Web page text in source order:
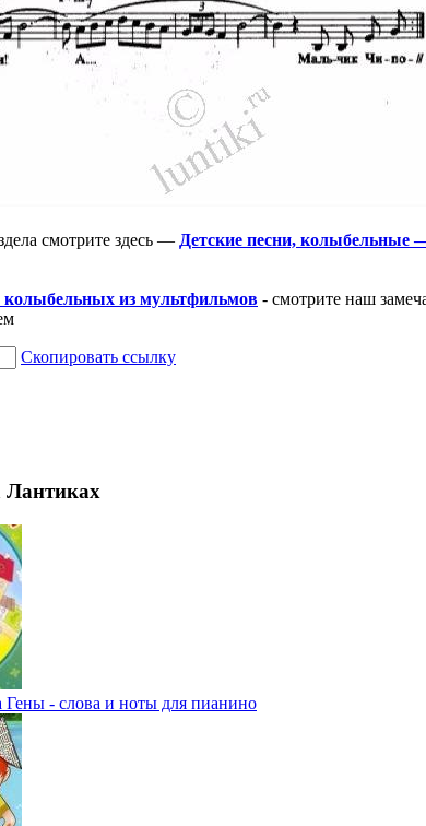
смотрите здесь — Детские песни, колыбельные
колыбельных из мультфильмов - смотрите наш
Скопировать ссылку
Лантиках
Гены - слова и ноты для пианино